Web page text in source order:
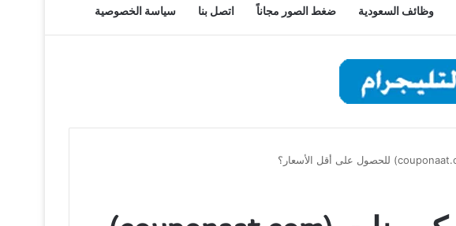
وظائف السعودية ضغط الصور مجاناً اتصل بنا سياسة الخصوصية